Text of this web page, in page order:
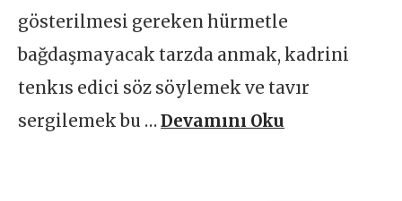
gösterilmesi gereken hürmetle
bağdaşmayacak tarzda anmak, kadrini
tenkıs edici söz söylemek ve tavır
sergilemek bu …Devamını Oku